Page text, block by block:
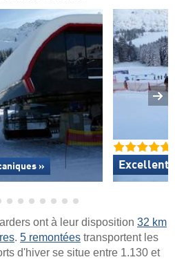
» Excellente
ont à leur disposition 32 km
. 5 remontées transportent les
d'hiver se situe entre 1.130 et